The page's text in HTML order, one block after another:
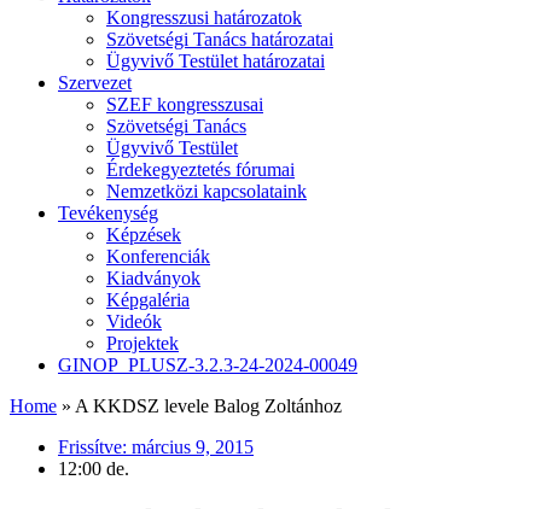
Kongresszusi határozatok
Szövetségi Tanács határozatai
Ügyvivő Testület határozatai
Szervezet
SZEF kongresszusai
Szövetségi Tanács
Ügyvivő Testület
Érdekegyeztetés fórumai
Nemzetközi kapcsolataink
Tevékenység
Képzések
Konferenciák
Kiadványok
Képgaléria
Videók
Projektek
GINOP_PLUSZ-3.2.3-24-2024-00049
Home » A KKDSZ levele Balog Zoltánhoz
Frissítve: március 9, 2015
12:00 de.